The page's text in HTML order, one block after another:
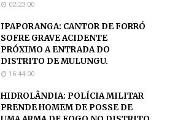
02:23:00
IPAPORANGA: CANTOR DE FORRÓ
SOFRE GRAVE ACIDENTE
PRÓXIMO A ENTRADA DO
DISTRITO DE MULUNGU.
16:44:00
HIDROLÂNDIA: POLÍCIA MILITAR
PRENDE HOMEM DE POSSE DE